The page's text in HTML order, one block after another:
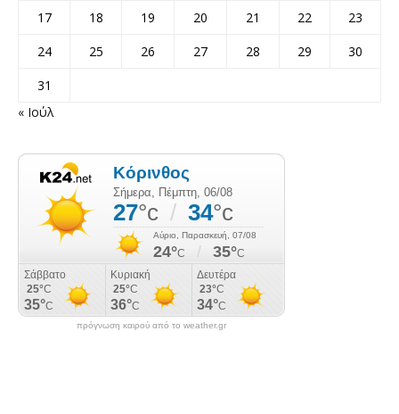
17
18 19 20 21 22
23
24
25 26 27 28 29
30
31
« Ιούλ
πρόγνωση καιρού από το weather.gr